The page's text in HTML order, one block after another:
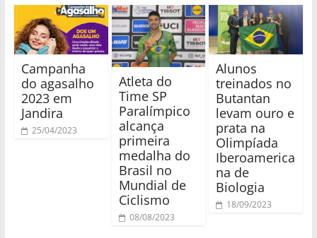
Campanha
do agasalho
2023 em
Jandira
25/04/2023
Atleta do
Time SP
Paralímpico
alcança
primeira
medalha do
Brasil no
Mundial de
Ciclismo
08/08/2023
Alunos
treinados no
Butantan
levam ouro e
prata na
Olimpíada
Iberoamerica
na de
Biologia
18/09/2023